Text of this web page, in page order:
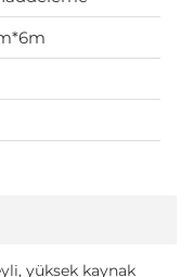
yüksek kaynak